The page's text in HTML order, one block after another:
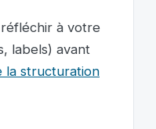
à votre
labels) avant
la structuration